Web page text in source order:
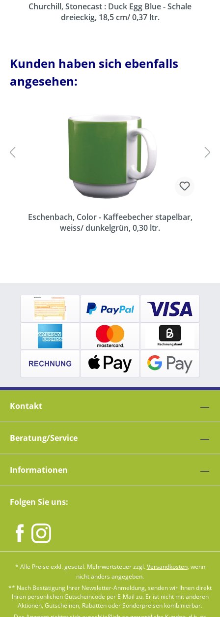
Churchill, Stonecast : Duck Egg Blue - Schale
dreieckig, 18,5 cm/ 0,37 ltr.
Kunden haben sich ebenfalls
angesehen:
Eschenbach, Color - Kaffeebecher stapelbar,
weiss/ dunkelgrün, 0,30 ltr.
Kontakt
Beratung/Service
Informationen
Folgen Sie uns:
* Alle Preise exkl. gesetzl. Mehrwertsteuer zzgl.Versandkosten, wenn
nicht anders angegeben.
** Nach Bestätigung Ihrer Newsletter-Anmeldung, senden wir Ihnen direkt
Ihren persönlichen Gutscheincode per E-Mail zu. Er ist nicht mit anderen
Aktionen, Gutscheinen, Rabatten oder Sonderpreisen kombinierbar.